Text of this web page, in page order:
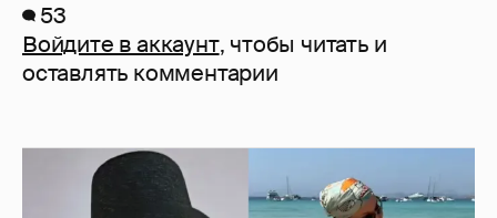
53
Войдите в аккаунт, чтобы читать и
оставлять комментарии